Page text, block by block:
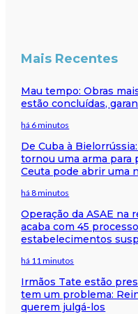
Mais Recentes
Mau tempo: Obras
estão concluídas,
há 6 minutos
De Cuba à
tornou uma arma para
Ceuta pode abrir uma
há 8 minutos
Operação da ASAE na
acaba com 45
estabelecimentos
há 11 minutos
Irmãos Tate estão
tem um problema:
querem julgá-los